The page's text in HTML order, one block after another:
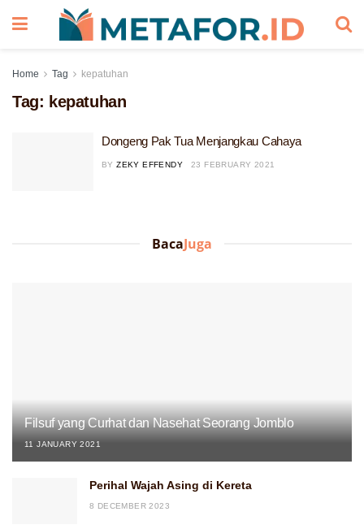
Home Tag kepatuhan
Tag: kepatuhan
Dongeng Pak Tua Menjangkau Cahaya
BY ZEKY EFFENDY 23 FEBRUARY 2021
BacaJuga
Filsuf yang Curhat dan Nasehat Seorang Jomblo
11 JANUARY 2021
Perihal Wajah Asing di Kereta
8 DECEMBER 2023